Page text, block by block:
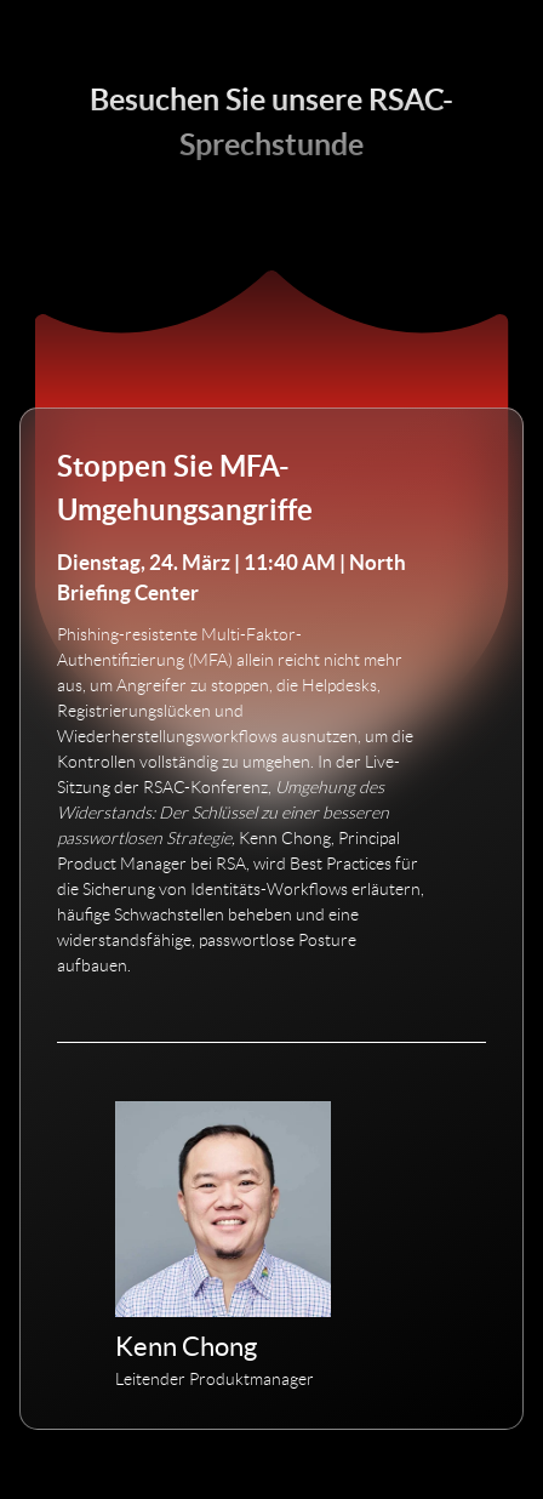
Besuchen Sie unsere RSAC-
Sprechstunde
Stoppen Sie MFA-
Umgehungsangriffe
Dienstag, 24. März | 11:40 AM | North
Briefing Center
Phishing-resistente Multi-Faktor-
Authentifizierung (MFA) allein reicht nicht mehr
aus, um Angreifer zu stoppen, die Helpdesks,
Registrierungslücken und
Wiederherstellungsworkflows ausnutzen, um die
Kontrollen vollständig zu umgehen. In der Live-
Sitzung der RSAC-Konferenz, Umgehung des
Widerstands: Der Schlüssel zu einer besseren
passwortlosen Strategie, Kenn Chong, Principal
Product Manager bei RSA, wird Best Practices für
die Sicherung von Identitäts-Workflows erläutern,
häufige Schwachstellen beheben und eine
widerstandsfähige, passwortlose Posture
aufbauen.
Kenn Chong
Leitender Produktmanager